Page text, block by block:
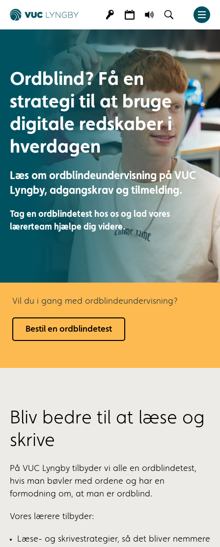
Ordblind? Få en
strategi til at bruge
digitale redskaber i
hverdagen
Læs om ordblindeundervisning på VUC
Lyngby, adgangskrav og tilmelding.
Tag en ordblindetest hos os og lad vores
lærerteam hjælpe dig videre.
Vil du i gang med ordblindeundervisning?
Bestil en ordblindetest
Bliv bedre til at læse og
skrive
På VUC Lyngby tilbyder vi alle en ordblindetest,
hvis man bøvler med ordene og har en
formodning om, at man er ordblind.
Vores lærere tilbyder:
Læse- og skrivestrategier, så det bliver nemmere